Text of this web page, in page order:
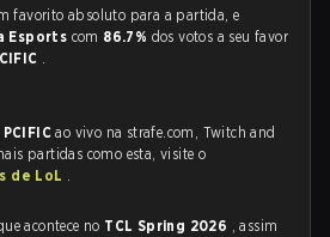
favorito absoluto para a partida, e
Esports com 86.7% dos votos a seu favor
.
ao vivo na strafe.com, Twitch and
partidas como esta, visite o
de LoL .
acontece no TCL Spring 2026 , assim